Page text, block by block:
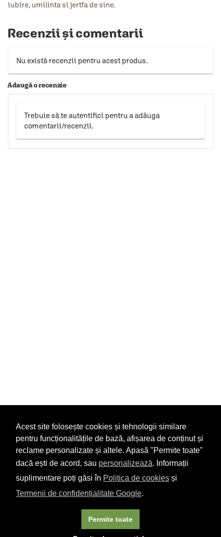
Acest site folosește cookies și tehnologii similare
pentru funcționalitățile de bază, afișarea de conținut și
reclame personalizate și altele. Apasă "Permite toate"
dacă ești de acord, sau personalizează. Informații
suplimentare poți găsi în Politica de cookies și
Termenii de confidențialitate Google.
Permite toate
iubire, umilinta si jertfa de sine.
Recenzii și comentarii
Nu există recenzii pentru acest produs.
Adaugă o recenzie
Trebuie să te autentifici pentru a adăuga
comentarii/recenzii.